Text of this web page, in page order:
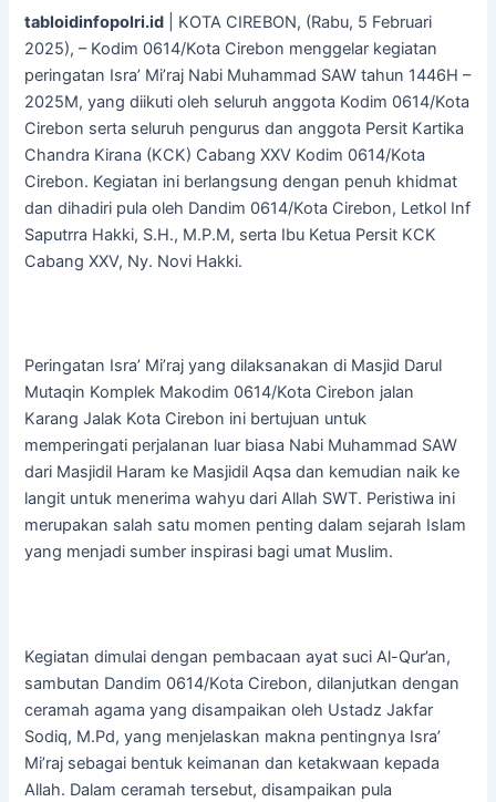
tabloidinfopolri.id | KOTA CIREBON, (Rabu, 5 Februari
2025), – Kodim 0614/Kota Cirebon menggelar kegiatan
peringatan Isra’ Mi’raj Nabi Muhammad SAW tahun 1446H –
2025M, yang diikuti oleh seluruh anggota Kodim 0614/Kota
Cirebon serta seluruh pengurus dan anggota Persit Kartika
Chandra Kirana (KCK) Cabang XXV Kodim 0614/Kota
Cirebon. Kegiatan ini berlangsung dengan penuh khidmat
dan dihadiri pula oleh Dandim 0614/Kota Cirebon, Letkol Inf
Saputrra Hakki, S.H., M.P.M, serta Ibu Ketua Persit KCK
Cabang XXV, Ny. Novi Hakki.
Peringatan Isra’ Mi’raj yang dilaksanakan di Masjid Darul
Mutaqin Komplek Makodim 0614/Kota Cirebon jalan
Karang Jalak Kota Cirebon ini bertujuan untuk
memperingati perjalanan luar biasa Nabi Muhammad SAW
dari Masjidil Haram ke Masjidil Aqsa dan kemudian naik ke
langit untuk menerima wahyu dari Allah SWT. Peristiwa ini
merupakan salah satu momen penting dalam sejarah Islam
yang menjadi sumber inspirasi bagi umat Muslim.
Kegiatan dimulai dengan pembacaan ayat suci Al-Qur’an,
sambutan Dandim 0614/Kota Cirebon, dilanjutkan dengan
ceramah agama yang disampaikan oleh Ustadz Jakfar
Sodiq, M.Pd, yang menjelaskan makna pentingnya Isra’
Mi’raj sebagai bentuk keimanan dan ketakwaan kepada
Allah. Dalam ceramah tersebut, disampaikan pula